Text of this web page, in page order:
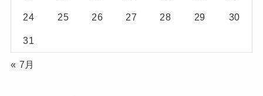
24 25 26 27 28 29 30
31
« 7月